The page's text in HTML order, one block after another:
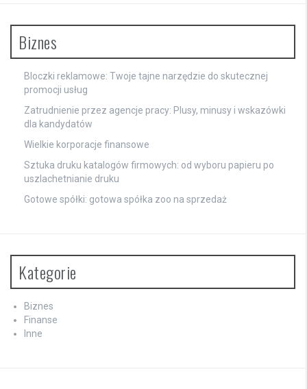
Biznes
Bloczki reklamowe: Twoje tajne narzędzie do skutecznej
promocji usług
Zatrudnienie przez agencje pracy: Plusy, minusy i wskazówki
dla kandydatów
Wielkie korporacje finansowe
Sztuka druku katalogów firmowych: od wyboru papieru po
uszlachetnianie druku
Gotowe spółki: gotowa spółka zoo na sprzedaż
Kategorie
Biznes
Finanse
Inne